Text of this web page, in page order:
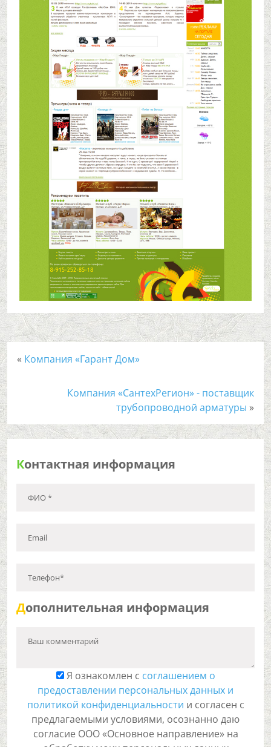
« Компания «Гарант Дом»
Компания «СантехРегион» - поставщик
трубопроводной арматуры »
Контактная информация
ФИО *
Email
Телефон*
Дополнительная информация
Ваш комментарий
Я ознакомлен с соглашением о
предоставлении персональных данных и
политикой конфиденциальности и согласен с
предлагаемыми условиями, осознанно даю
согласие ООО «Основное направление» на